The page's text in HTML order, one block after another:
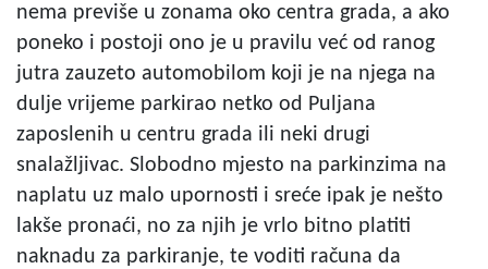
nema previše u zonama oko centra grada, a ako
poneko i postoji ono je u pravilu već od ranog
jutra zauzeto automobilom koji je na njega na
dulje vrijeme parkirao netko od Puljana
zaposlenih u centru grada ili neki drugi
snalažljivac. Slobodno mjesto na parkinzima na
naplatu uz malo upornosti i sreće ipak je nešto
lakše pronaći, no za njih je vrlo bitno platiti
naknadu za parkiranje, te voditi računa da